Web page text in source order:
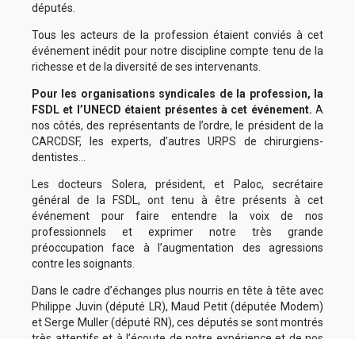
députés.
Tous les acteurs de la profession étaient conviés à cet
événement inédit pour notre discipline compte tenu de la
richesse et de la diversité de ses intervenants.
Pour les organisations syndicales de la profession, la
FSDL et l’UNECD étaient présentes à cet événement. A
nos côtés, des représentants de l’ordre, le président de la
CARCDSF, les experts, d’autres URPS de chirurgiens-
dentistes…
Les docteurs Solera, président, et Paloc, secrétaire
général de la FSDL, ont tenu à être présents à cet
événement pour faire entendre la voix de nos
professionnels et exprimer notre très grande
préoccupation face à l’augmentation des agressions
contre les soignants.
Dans le cadre d’échanges plus nourris en tête à tête avec
Philippe Juvin (député LR), Maud Petit (députée Modem)
et Serge Muller (député RN), ces députés se sont montrés